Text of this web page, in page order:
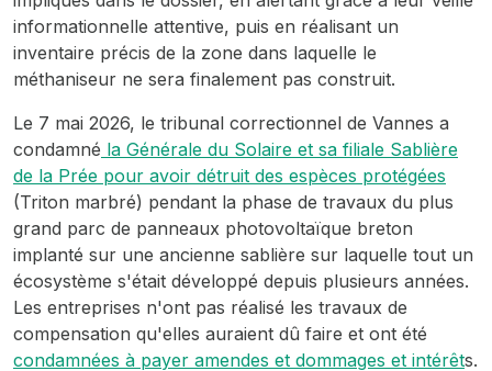
informationnelle attentive, puis en réalisant un
inventaire précis de la zone dans laquelle le
méthaniseur ne sera finalement pas construit.
Le 7 mai 2026, le tribunal correctionnel de Vannes a
condamné la Générale du Solaire et sa filiale Sablière
de la Prée pour avoir détruit des espèces protégées
(Triton marbré) pendant la phase de travaux du plus
grand parc de panneaux photovoltaïque breton
implanté sur une ancienne sablière sur laquelle tout un
écosystème s'était développé depuis plusieurs années.
Les entreprises n'ont pas réalisé les travaux de
compensation qu'elles auraient dû faire et ont été
condamnées à payer amendes et dommages et intérêts.